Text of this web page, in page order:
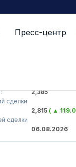
Пресс-центр
2,385
2,815( ▲ 119.01 )
06.08.2026